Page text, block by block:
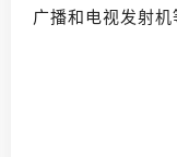
广播和电视发射机